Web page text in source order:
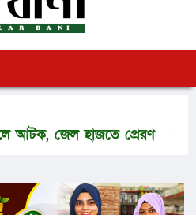
জেল হাজতে প্রেরণ
যে